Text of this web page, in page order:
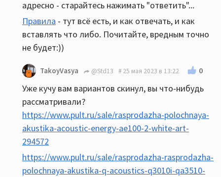
адресно - старайтесь нажимать "ответить"...
Правила - тут всё есть, и как отвечать, и как
вставлять что либо. Почитайте, вредным точно
не будет:))
TakoyVasya @Std13 25 мая 2023 в 13:22 0
Уже кучу вам вариантов скинул, вы что-нибудь
рассматривали?
https://www.pult.ru/sale/rasprodazha-polochnaya-
akustika-acoustic-energy-ae100-2-white-art-
294572
https://www.pult.ru/sale/rasprodazha-rasprodazha-
polochnaya-akustika-q-acoustics-q3010i-qa3510-